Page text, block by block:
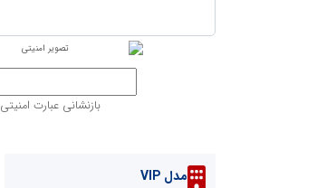
بازنشانی عبارت امنیتی
مدل VIP